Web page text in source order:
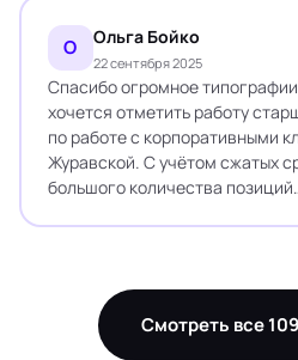
О Ольга Бойко
22 сентября 2025
Спасибо огромное
хочется отметить работу
по работе с корпоративными
Журавской. С учётом сжатых
большого количества
Смотреть все